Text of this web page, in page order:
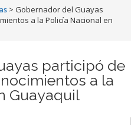
> Gobernador del Guayas
a la Policía Nacional en
participó de
a la
Guayaquil